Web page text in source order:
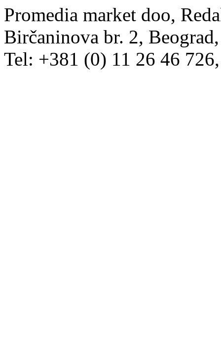
Promedia market doo,
Birčaninova br. 2,
Tel: +381 (0) 11 26 46